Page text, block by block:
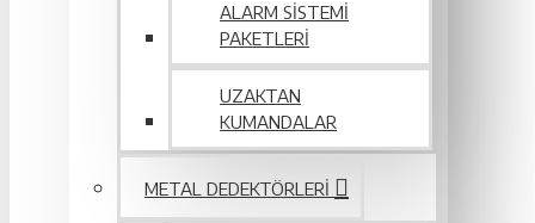
ALARM SISTEMI
PAKETLERI
UZAKTAN
KUMANDALAR
METAL DEDEKTÖRLERI